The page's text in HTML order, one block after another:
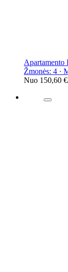
Apartamento
Žmonės: 4 ·
Nuo 150,60 €